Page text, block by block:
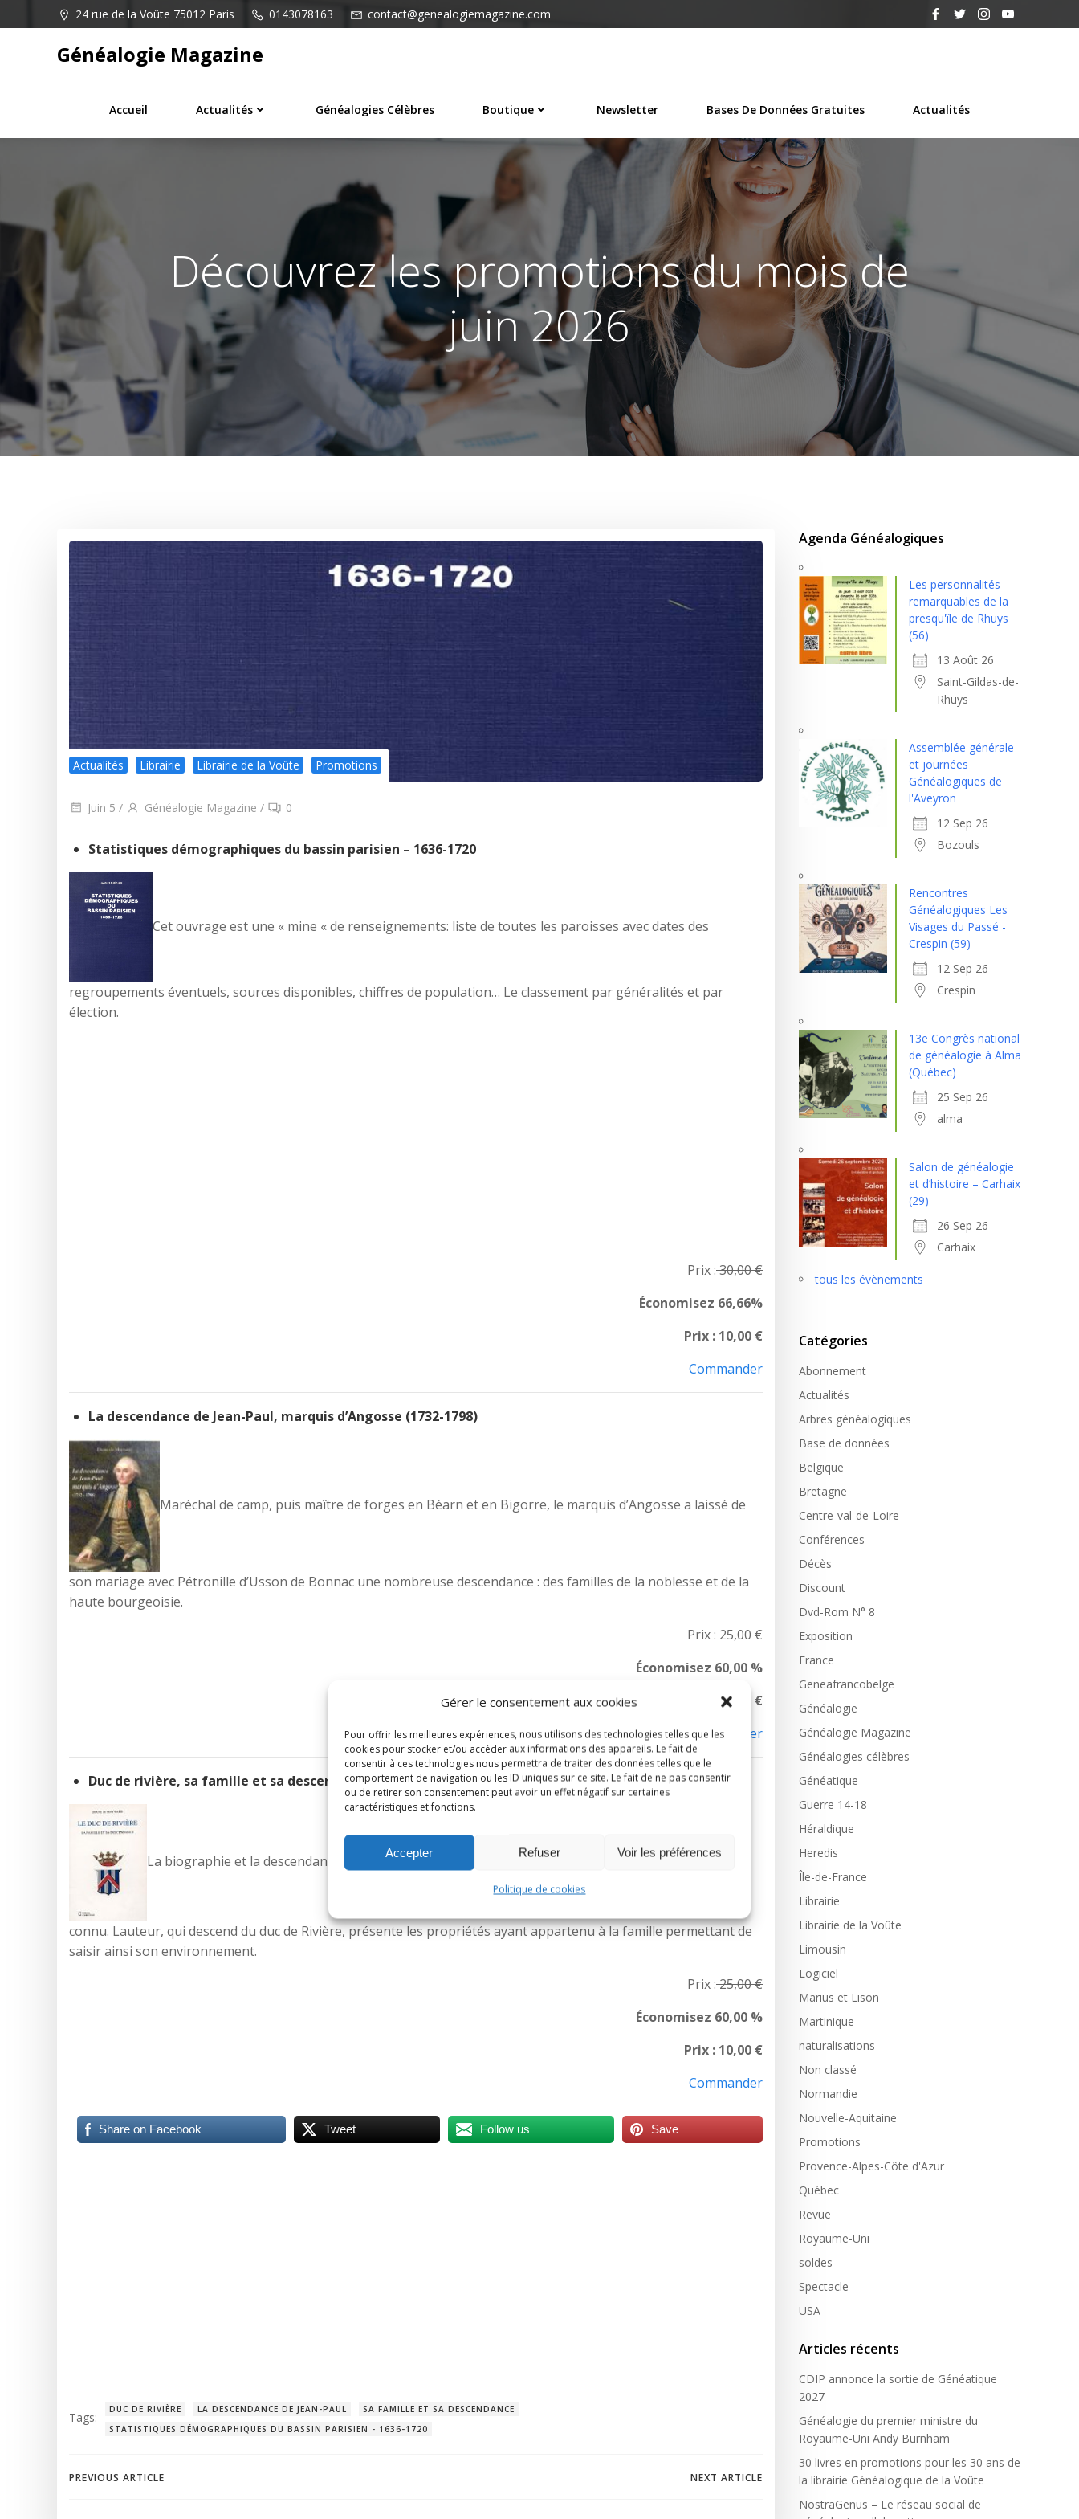
Gérer le consentement aux cookies
Pour offrir les meilleures expériences, nous utilisons des technologies telles que les
cookies pour stocker et/ou accéder aux informations des appareils. Le fait de
consentir à ces technologies nous permettra de traiter des données telles que le
comportement de navigation ou les ID uniques sur ce site. Le fait de ne pas consentir
ou de retirer son consentement peut avoir un effet négatif sur certaines
caractéristiques et fonctions.
Accepter Refuser Voir les préférences
Politique de cookies
au
24 rue de la Voûte 75012 Paris 0143078163 contact@genealogiemagazine.com
Généalogie Magazine
Accueil Actualités Généalogies Célèbres Boutique Newsletter Bases De Données Gratuites Actualités
Découvrez les promotions du mois de
juin 2026
Actualités Librairie Librairie de la Voûte Promotions
Juin 5 / Généalogie Magazine / 0
Statistiques démographiques du bassin parisien – 1636-1720
Cet ouvrage est une « mine « de renseignements: liste de toutes les paroisses avec dates des
regroupements éventuels, sources disponibles, chiffres de population… Le classement par généralités et par
élection.
Prix :30,00 €
Économisez 66,66%
Prix : 10,00 €
Commander
La descendance de Jean-Paul, marquis d’Angosse (1732-1798)
Maréchal de camp, puis maître de forges en Béarn et en Bigorre, le marquis d’Angosse a laissé de
son mariage avec Pétronille d’Usson de Bonnac une nombreuse descendance : des familles de la noblesse et de la
haute bourgeoisie.
Prix :25,00 €
Économisez 60,00 %
Prix : 10,00 €
Commander
Duc de rivière, sa famille et sa descendance
La biographie et la descendance de Charles- François de Rivière, personnage éminent mais trop peu
connu. Lauteur, qui descend du duc de Rivière, présente les propriétés ayant appartenu à la famille permettant de
saisir ainsi son environnement.
Prix :25,00 €
Économisez 60,00 %
Prix : 10,00 €
Commander
Share on Facebook Tweet Follow us Save
Tags:
DUC DE RIVIÈRE LA DESCENDANCE DE JEAN-PAUL
SA FAMILLE ET SA DESCENDANCE
STATISTIQUES DÉMOGRAPHIQUES DU BASSIN PARISIEN - 1636-1720
Post
PREVIOUS ARTICLE NEXT ARTICLE
Agenda Généalogiques
Les personnalités
remarquables de la
presqu'île de Rhuys
(56)
13 Août 26
Saint-Gildas-de-
Rhuys
Assemblée générale
et journées
Généalogiques de
l'Aveyron
12 Sep 26
Bozouls
Rencontres
Généalogiques Les
Visages du Passé -
Crespin (59)
12 Sep 26
Crespin
13e Congrès national
de généalogie à Alma
(Québec)
25 Sep 26
alma
Salon de généalogie
et d’histoire – Carhaix
(29)
26 Sep 26
Carhaix
tous les évènements
Catégories
Abonnement
Actualités
Arbres généalogiques
Base de données
Belgique
Bretagne
Centre-val-de-Loire
Conférences
Décès
Discount
Dvd-Rom N° 8
Exposition
France
Geneafrancobelge
Généalogie
Généalogie Magazine
Généalogies célèbres
Généatique
Guerre 14-18
Héraldique
Heredis
Île-de-France
Librairie
Librairie de la Voûte
Limousin
Logiciel
Marius et Lison
Martinique
naturalisations
Non classé
Normandie
Nouvelle-Aquitaine
Promotions
Provence-Alpes-Côte d'Azur
Québec
Revue
Royaume-Uni
soldes
Spectacle
USA
Articles récents
CDIP annonce la sortie de Généatique
2027
Généalogie du premier ministre du
Royaume-Uni Andy Burnham
30 livres en promotions pour les 30 ans de
la librairie Généalogique de la Voûte
NostraGenus – Le réseau social de